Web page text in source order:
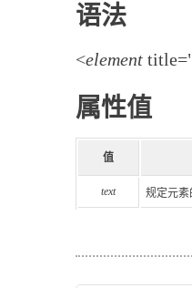
语法
<element
属性值
值
text 规定元素